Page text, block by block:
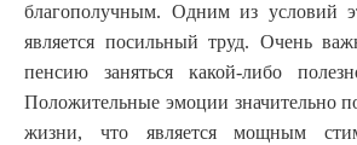
благополучным. Одним из условий
является посильный труд. Очень
пенсию заняться какой-либо
Положительные эмоции значительно
жизни, что является мощным